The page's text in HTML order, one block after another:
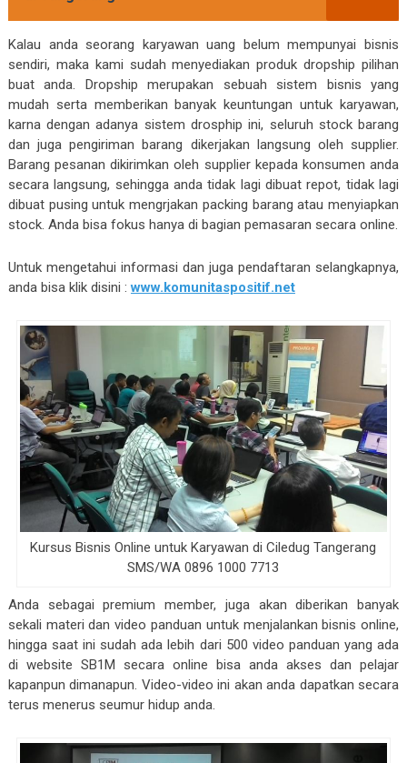
Kalau anda seorang karyawan uang belum mempunyai bisnis
sendiri, maka kami sudah menyediakan produk dropship pilihan
buat anda. Dropship merupakan sebuah sistem bisnis yang
mudah serta memberikan banyak keuntungan untuk karyawan,
karna dengan adanya sistem drosphip ini, seluruh stock barang
dan juga pengiriman barang dikerjakan langsung oleh supplier.
Barang pesanan dikirimkan oleh supplier kepada konsumen anda
secara langsung, sehingga anda tidak lagi dibuat repot, tidak lagi
dibuat pusing untuk mengrjakan packing barang atau menyiapkan
stock. Anda bisa fokus hanya di bagian pemasaran secara online.
Untuk mengetahui informasi dan juga pendaftaran selangkapnya,
anda bisa klik disini :www.komunitaspositif.net
Kursus Bisnis Online untuk Karyawan di Ciledug Tangerang
SMS/WA 0896 1000 7713
Anda sebagai premium member, juga akan diberikan banyak
sekali materi dan video panduan untuk menjalankan bisnis online,
hingga saat ini sudah ada lebih dari 500 video panduan yang ada
di website SB1M secara online bisa anda akses dan pelajar
kapanpun dimanapun. Video-video ini akan anda dapatkan secara
terus menerus seumur hidup anda.